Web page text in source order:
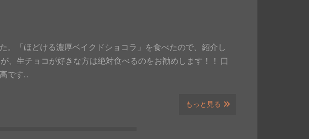
。「ほどける濃厚ベイクドショコラ」を食べたので、紹介し
、生チョコが好きな方は絶対食べるのをお勧めします！！ 口
です…
もっと見る